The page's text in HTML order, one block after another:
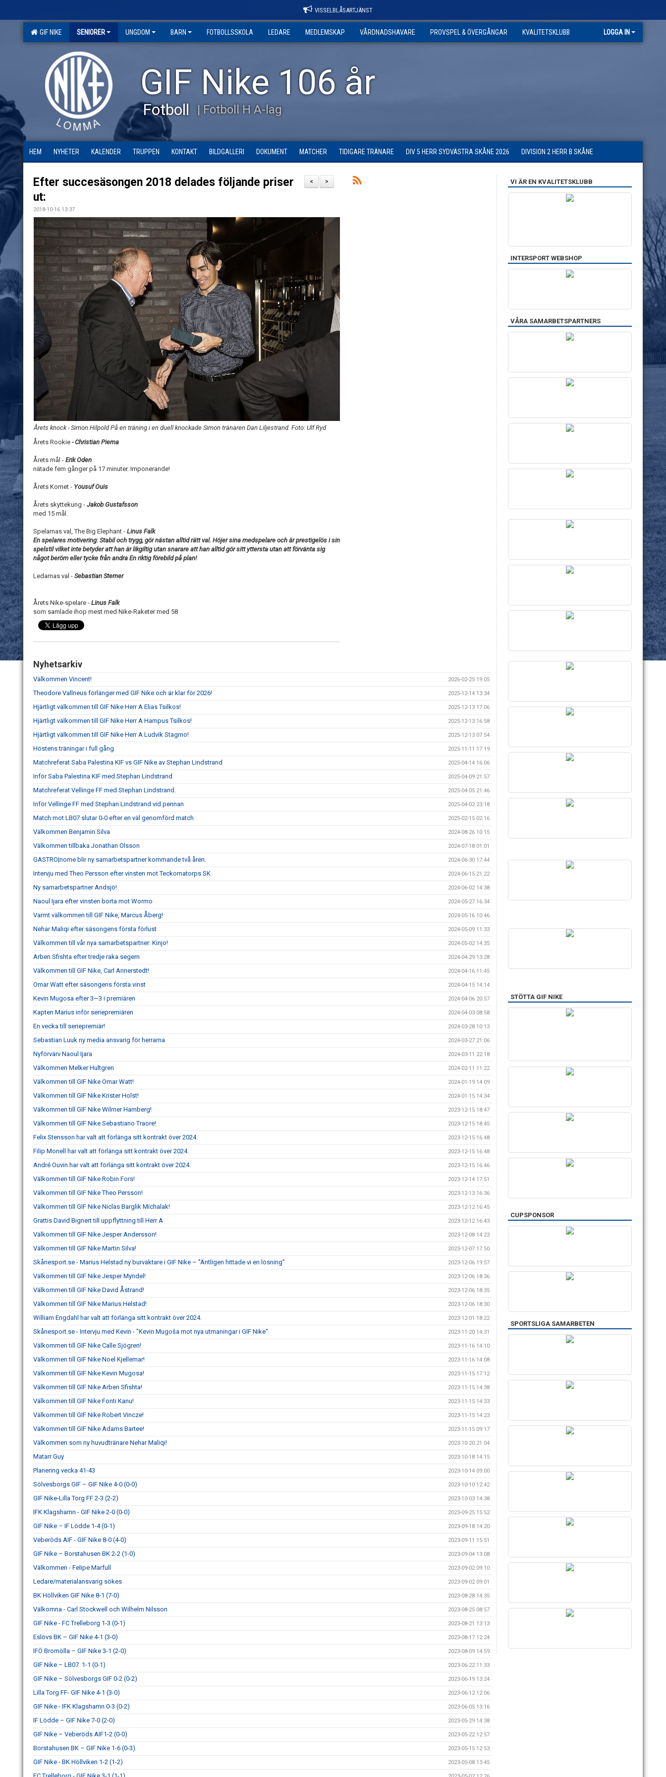
VISSELBLÅSARTJÄNST
GIF NIKE SENIORER UNGDOM BARN FOTBOLLSSKOLA LEDARE MEDLEMSKAP VÅRDNADSHAVARE PROVSPEL & ÖVERGÅNGAR KVALITETSKLUBB LOGGA IN
GIF Nike 106 år
Fotboll | Fotboll H A-lag
HEM NYHETER KALENDER TRUPPEN KONTAKT BILDGALLERI DOKUMENT MATCHER TIDIGARE TRÄNARE DIV 5 HERR SYDVÄSTRA SKÅNE 2026 DIVISION 2 HERR B SKÅNE
>
<
Efter succesäsongen 2018 delades följande priser
ut:
2018-10-16 13:37
Årets knock - Simon Hilpold På en träning i en duell knockade Simon tränaren Dan Liljestrand. Foto: Ulf Ryd
Årets Rookie - Christian Piema
Årets mål - Erik Oden
nätade fem gånger på 17 minuter. Imponerande!
Årets Komet - Yousuf Ouis
Årets skyttekung - Jakob Gustafsson
med 15 mål.
Spelarnas val, The Big Elephant - Linus Falk
En spelares motivering: Stabil och trygg, gör nästan alltid rätt val. Höjer sina medspelare och är prestigelös i sin
spelstil vilket inte betyder att han är likgiltig utan snarare att han alltid gör sitt yttersta utan att förvänta sig
något beröm eller tycke från andra En riktig förebild på plan!
Ledarnas val - Sebastian Sterner
Årets Nike-spelare - Linus Falk
som samlade ihop mest med Nike-Raketer med 58
Nyhetsarkiv
Välkommen Vincent! 2026-02-25 19:05
Theodore Vallneus förlänger med GIF Nike och är klar för 2026! 2025-12-14 13:34
Hjärtligt välkommen till GIF Nike Herr A Elias Tsilkos! 2025-12-13 17:06
Hjärtligt välkommen till GIF Nike Herr A Hampus Tsilkos! 2025-12-13 16:58
Hjärtligt välkommen till GIF Nike Herr A Ludvik Stagmo! 2025-12-13 07:54
Höstens träningar i full gång 2025-11-11 17:19
Matchreferat Saba Palestina KIF vs GIF Nike av Stephan Lindstrand 2025-04-14 16:06
Inför Saba Palestina KIF med Stephan Lindstrand 2025-04-09 21:57
Matchreferat Vellinge FF med Stephan Lindstrand. 2025-04-05 21:46
Inför Vellinge FF med Stephan Lindstrand vid pennan 2025-04-02 23:18
Match mot LB07 slutar 0-0 efter en väl genomförd match 2025-02-15 02:16
Välkommen Benjamin Silva 2024-08-26 10:15
Välkommen tillbaka Jonathan Olsson 2024-07-18 01:01
GASTRO|nome blir ny samarbetspartner kommande två åren. 2024-06-30 17:44
Intervju med Theo Persson efter vinsten mot Teckomatorps SK 2024-06-15 21:22
Ny samarbetspartner Andsjö! 2024-06-02 14:38
Naoul Ijara efter vinsten borta mot Wormo 2024-05-27 16:34
Varmt välkommen till GIF Nike, Marcus Åberg! 2024-05-16 10:46
Nehar Maliqi efter säsongens första förlust 2024-05-09 11:33
Välkommen till vår nya samarbetspartner: Kinjo! 2024-05-02 14:35
Arben Sfishta efter tredje raka segern 2024-04-29 13:28
Välkommen till GIF Nike, Carl Annerstedt! 2024-04-16 11:45
Omar Watt efter säsongens första vinst 2024-04-15 14:14
Kevin Mugosa efter 3—3 i premiären 2024-04-06 20:57
Kapten Marius inför seriepremiären 2024-04-03 08:58
En vecka till seriepremiär! 2024-03-28 10:13
Sebastian Luuk ny media ansvarig för herrarna 2024-03-27 21:06
Nyförvärv Naoul Ijara 2024-03-11 22:18
Välkommen Melker Hultgren 2024-02-11 11:22
Välkommen till GIF Nike Omar Watt! 2024-01-19 14:09
Välkommen till GIF Nike Krister Holst! 2024-01-15 14:34
Välkommen till GIF Nike Wilmer Hamberg! 2023-12-15 18:47
Välkommen till GIF Nike Sebastiano Traore! 2023-12-15 18:45
Felix Stensson har valt att förlänga sitt kontrakt över 2024. 2023-12-15 16:48
Filip Monell har valt att förlänga sitt kontrakt över 2024. 2023-12-15 16:48
André Ouvin har valt att förlänga sitt kontrakt över 2024. 2023-12-15 16:46
Välkommen till GIF Nike Robin Fors! 2023-12-14 17:51
Välkommen till GIF Nike Theo Persson! 2023-12-13 16:36
Välkommen till GIF Nike Niclas Barglik Michalak! 2023-12-12 16:45
Grattis David Bignert till uppflyttning till Herr A 2023-12-12 16:43
Välkommen till GIF Nike Jesper Andersson! 2023-12-08 14:23
Välkommen till GIF Nike Martin Silva! 2023-12-07 17:50
Skånesport.se - Marius Helstad ny burväktare i GIF Nike – ”Äntligen hittade vi en lösning” 2023-12-06 19:57
Välkommen till GIF Nike Jesper Myndel! 2023-12-06 18:36
Välkommen till GIF Nike David Åstrand! 2023-12-06 18:35
Välkommen till GIF Nike Marius Helstad! 2023-12-06 18:30
William Engdahl har valt att förlänga sitt kontrakt över 2024. 2023-12-01 18:22
Skånesport.se - Intervju med Kevin - "Kevin Mugoša mot nya utmaningar i GIF Nike" 2023-11-20 14:31
Välkommen till GIF Nike Calle Sjögren! 2023-11-16 14:10
Välkommen till GIF Nike Noel Kjellemar! 2023-11-16 14:08
Välkommen till GIF Nike Kevin Mugosa! 2023-11-15 17:12
Välkommen till GIF Nike Arben Sfishta! 2023-11-15 14:38
Välkommen till GIF Nike Fonti Kanu! 2023-11-15 14:33
Välkommen till GIF Nike Robert Vincze! 2023-11-15 14:23
Välkommen till GIF Nike Adams Bartee! 2023-11-15 09:17
Välkommen som ny huvudtränare Nehar Maliqi! 2023-10-20 21:04
Matarr Guy 2023-10-18 14:15
Planering vecka 41-43 2023-10-14 09:00
Sölvesborgs GIF – GIF Nike 4-0 (0-0) 2023-10-10 12:42
GIF Nike-Lilla Torg FF 2-3 (2-2) 2023-10-03 14:38
IFK Klagshamn - GIF Nike 2-0 (0-0) 2023-09-25 15:52
GIF Nike – IF Lödde 1-4 (0-1) 2023-09-18 14:20
Veberöds AIF - GIF Nike 8-0 (4-0) 2023-09-11 15:51
GIF Nike – Borstahusen BK 2-2 (1-0) 2023-09-04 13:08
Välkommen - Felipe Marfull 2023-09-02 09:10
Ledare/materialansvarig sökes 2023-09-02 09:01
BK Höllviken GIF Nike 8-1 (7-0) 2023-08-28 14:35
Välkomna - Carl Stockwell och Wilhelm Nilsson 2023-08-25 08:57
GIF Nike - FC Trelleborg 1-3 (0-1) 2023-08-21 13:13
Eslövs BK – GIF Nike 4-1 (3-0) 2023-08-17 12:24
IFÖ Bromölla – GIF Nike 3-1 (2-0) 2023-08-09 14:59
GIF Nike – LB07 1-1 (0-1) 2023-06-22 11:33
GIF Nike – Sölvesborgs GIF 0-2 (0-2) 2023-06-19 13:24
Lilla Torg FF- GIF Nike 4-1 (3-0) 2023-06-12 12:06
GIF Nike - IFK Klagshamn 0-3 (0-2) 2023-06-05 13:16
IF Lödde – GIF Nike 7-0 (2-0) 2023-05-29 14:38
GIF Nike – Veberöds AIF1-2 (0-0) 2023-05-22 12:57
Borstahusen BK – GIF Nike 1-6 (0-3) 2023-05-15 12:53
GIF Nike - BK Höllviken 1-2 (1-2) 2023-05-08 13:45
VI ÄR EN KVALITETSKLUBB
INTERSPORT WEBSHOP
VÅRA SAMARBETSPARTNERS
STÖTTA GIF NIKE
CUPSPONSOR
SPORTSLIGA SAMARBETEN